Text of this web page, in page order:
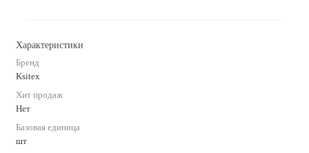
Характеристики
Бренд
Ksitex
Хит продаж
Нет
Базовая единица
шт